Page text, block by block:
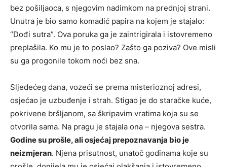
bez pošiljaoca, s njegovim nadimkom na prednjoj strani.
Unutra je bio samo komadić papira na kojem je stajalo:
“Dođi sutra”. Ova poruka ga je zaintrigirala i istovremeno
preplašila. Ko mu je to poslao? Zašto ga poziva? Ove misli
su ga progonile tokom noći bez sna.
Sljedećeg dana, vozeći se prema misterioznoj adresi,
osjećao je uzbuđenje i strah. Stigao je do staračke kuće,
pokrivene bršljanom, sa škripavim vratima koja su se
otvorila sama. Na pragu je stajala ona – njegova sestra.
Godine su prošle, ali osjećaj prepoznavanja bio je
neizmjeran. Njena prisutnost, unatoč godinama koje su